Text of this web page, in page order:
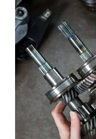
Leading